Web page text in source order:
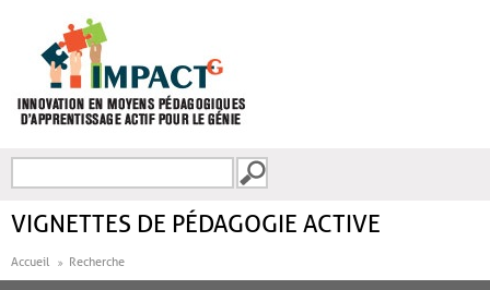
FORMULAIRE DE
VIGNETTES DE PÉDAGOGIE ACTIVE
Accueil Recherche